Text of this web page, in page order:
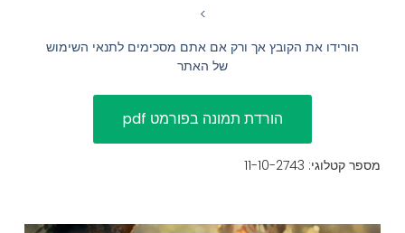
האפשרויות
>
הורידו את הקובץ אך ורק אם אתם מסכימים לתנאי השימוש
של האתר
מספר קטלוגי: 11-10-2743